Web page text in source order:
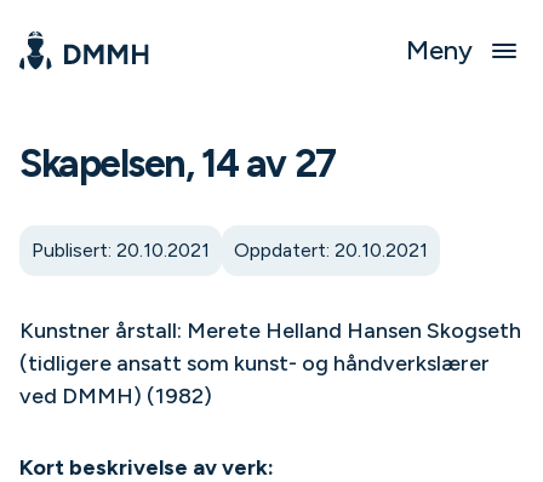
Meny
Skapelsen, 14 av 27
Publisert: 20.10.2021 Oppdatert: 20.10.2021
Kunstner årstall: Merete Helland Hansen Skogseth
(tidligere ansatt som kunst- og håndverkslærer
ved DMMH) (1982)
Kort beskrivelse av verk: